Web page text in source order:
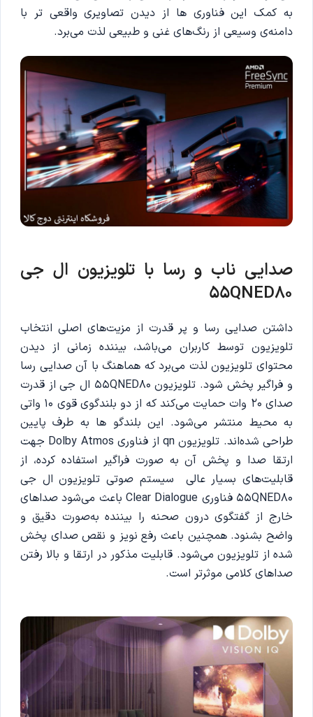
به کمک این فناوری ها از دیدن تصاویری واقعی تر با
دامنه‌ی وسیعی از رنگ‌های غنی و طبیعی لذت می‌برد.
صدایی ناب و رسا با تلویزیون ال جی
55QNED80
داشتن صدایی رسا و پر قدرت از مزیت‌های اصلی انتخاب
تلویزیون توسط کاربران می‌باشد، بیننده زمانی از دیدن
محتوای تلویزیون لذت می‌برد که هماهنگ با آن صدایی رسا
و فراگیر پخش شود. تلویزیون 55QNED80 ال جی از قدرت
صدای 20 وات حمایت می‌کند که از دو بلندگوی قوی 10 واتی
به محیط منتشر می‌شود. این بلندگو ها به طرف پایین
طراحی شده‌اند. تلویزیون qn از فناوری Dolby Atmos جهت
ارتقا صدا و پخش آن به صورت فراگیر استفاده کرده، از
قابلیت‌های بسیار عالی سیستم صوتی تلویزیون ال جی
55QNED80 فناوری Clear Dialogue باعث می‌شود صداهای
خارج از گفتگوی درون صحنه را بیننده به‌صورت دقیق و
واضح بشنود. همچنین باعث رفع نویز و نقص صدای پخش
شده از تلویزیون می‌شود. قابلیت مذکور در ارتقا و بالا رفتن
صداهای کلامی موثرتر است.